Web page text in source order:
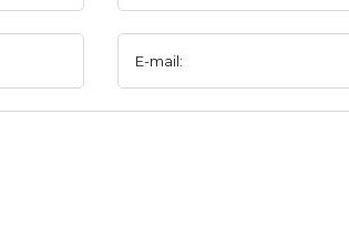
E-mail: